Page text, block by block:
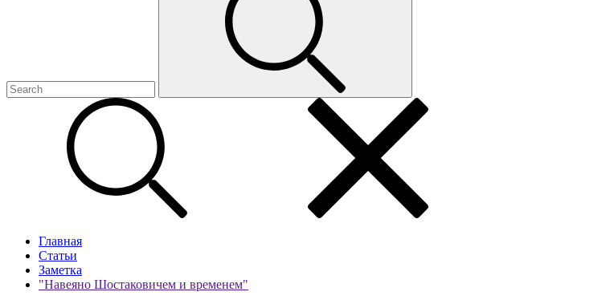
Главная
Статьи
Заметка
"Навеяно Шостаковичем и временем"